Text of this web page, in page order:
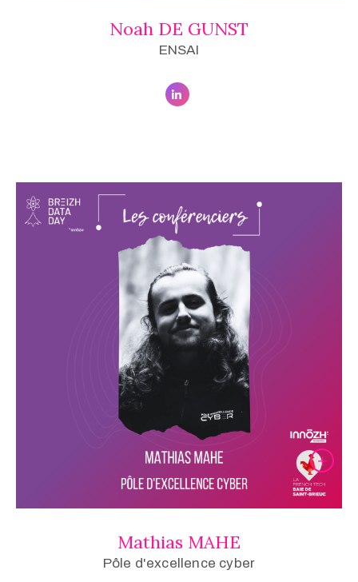
Noah DE GUNST
ENSAI
Mathias MAHE
Pôle d'excellence cyber